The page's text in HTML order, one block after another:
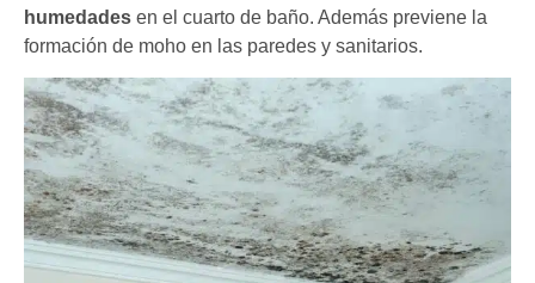
humedades en el cuarto de baño. Además previene la
formación de moho en las paredes y sanitarios.